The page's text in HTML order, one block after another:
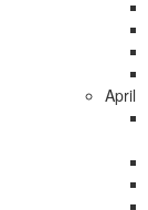
April